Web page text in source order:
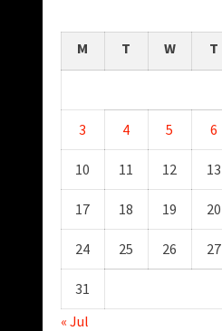
M T W T
3 4 5 6
10 11 12 13
17 18 19 20
24 25 26 27
31
« Jul